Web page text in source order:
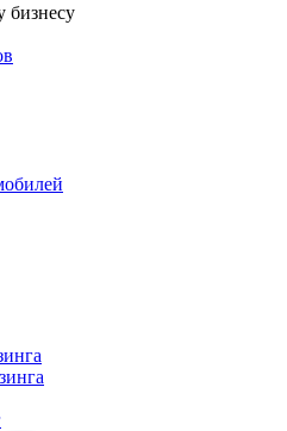
бизнесу